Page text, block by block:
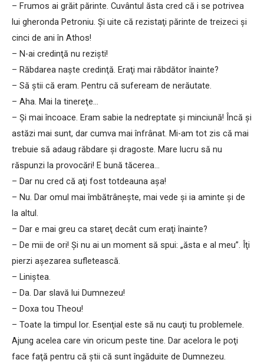
– Frumos ai grăit părinte. Cuvântul ăsta cred că i se potrivea
lui gheronda Petroniu. Şi uite că rezistaţi părinte de treizeci şi
cinci de ani în Athos!
– N-ai credinţă nu rezişti!
– Răbdarea naşte credinţă. Eraţi mai răbdător înainte?
– Să ştii că eram. Pentru că sufeream de nerăutate.
– Aha. Mai la tinereţe…
– Şi mai încoace. Eram sabie la nedreptate şi minciună! Încă şi
astăzi mai sunt, dar cumva mai înfrânat. Mi-am tot zis că mai
trebuie să adaug răbdare şi dragoste. Mare lucru să nu
răspunzi la provocări! E bună tăcerea…
– Dar nu cred că aţi fost totdeauna aşa!
– Nu. Dar omul mai îmbătrâneşte, mai vede şi ia aminte şi de
la altul.
– Dar e mai greu ca stareţ decât cum eraţi înainte?
– De mii de ori! Şi nu ai un moment să spui: „ăsta e al meu”. Îţi
pierzi aşezarea sufletească.
– Liniştea.
– Da. Dar slavă lui Dumnezeu!
– Doxa tou Theou!
– Toate la timpul lor. Esenţial este să nu cauţi tu problemele.
Ajung acelea care vin oricum peste tine. Dar acelora le poţi
face faţă pentru că ştii că sunt îngăduite de Dumnezeu.